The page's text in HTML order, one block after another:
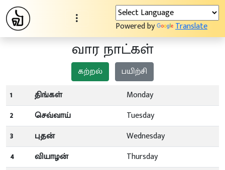
Powered by Translate
வார நாட்கள்
கற்றல்
பயிற்சி
1
திங்கள்
Monday
2
செவ்வாய்
Tuesday
3
புதன்
Wednesday
4
வியாழன்
Thursday